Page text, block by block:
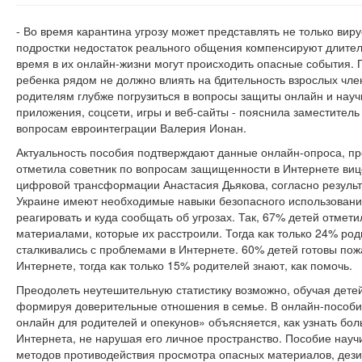
- Во время карантина угрозу может представлять не только
подростки недостаток реального общения компенсируют
время в их онлайн-жизни могут происходить опасные события.
ребенка рядом не должно влиять на бдительность взрослых
родителям глубже погрузиться в вопросы защиты онлайн и
приложения, соцсети, игры и веб-сайты - пояснила
вопросам евроинтеграции Валерия Ионан.
Актуальность пособия подтверждают данные онлайн-опроса,
отметила советник по вопросам защищенности в Интернете
цифровой трансформации Анастасия Дьякова, согласно
Украине имеют необходимые навыки безопасного
реагировать и куда сообщать об угрозах. Так, 67% детей
материалами, которые их расстроили. Тогда как только 24%
сталкивались с проблемами в Интернете. 60% детей готовы
Интернете, тогда как только 15% родителей знают, как помочь.
Преодолеть неутешительную статистику возможно, обучая
формируя доверительные отношения в семье. В онлайн-
онлайн для родителей и опекунов» объясняется, как узнать
Интернета, не нарушая его личное пространство. Пособие
методов противодействия просмотра опасных материалов,